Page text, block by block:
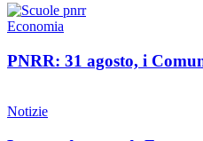
Economia
PNRR: 31 agosto, i
Notizie